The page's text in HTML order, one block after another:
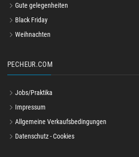
Gute gelegenheiten
Black Friday
Weihnachten
PECHEUR.COM
Jobs/Praktika
Impressum
Allgemeine Verkaufsbedingungen
Datenschutz - Cookies